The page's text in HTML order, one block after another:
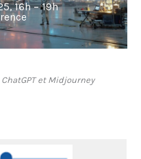
16h – 19h
et Midjourney